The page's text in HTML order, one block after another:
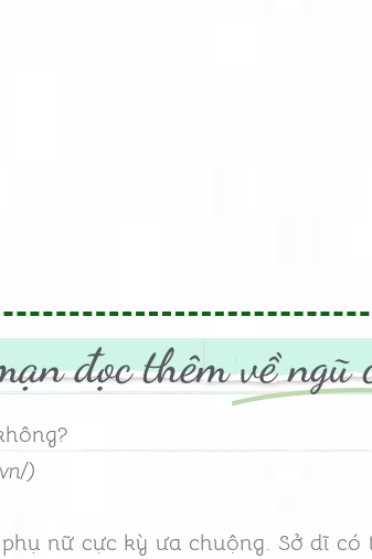
đọc thêm về ngũ
)
nữ cực kỳ ưa chuộng. Sở dĩ